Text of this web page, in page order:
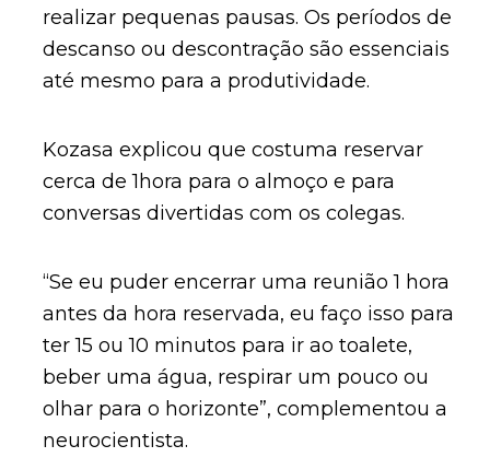
realizar pequenas pausas. Os períodos de
descanso ou descontração são essenciais
até mesmo para a produtividade.
Kozasa explicou que costuma reservar
cerca de 1hora para o almoço e para
conversas divertidas com os colegas.
“Se eu puder encerrar uma reunião 1 hora
antes da hora reservada, eu faço isso para
ter 15 ou 10 minutos para ir ao toalete,
beber uma água, respirar um pouco ou
olhar para o horizonte”, complementou a
neurocientista.